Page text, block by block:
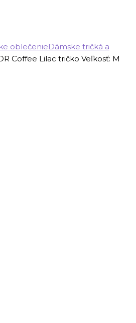
oblečenieDámske tričká a
Coffee Lilac tričko Veľkosť: M